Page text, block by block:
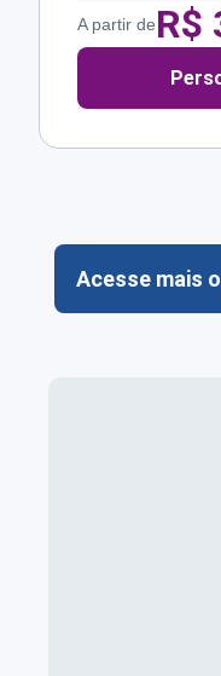
A partir deR$
Acesse mais